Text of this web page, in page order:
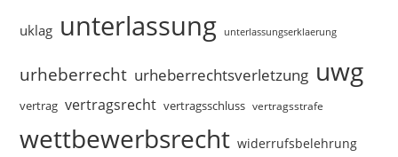
uklag unterlassung unterlassungserklaerung
urheberrecht urheberrechtsverletzung uwg
vertrag vertragsrecht vertragsschluss vertragsstrafe
wettbewerbsrecht widerrufsbelehrung